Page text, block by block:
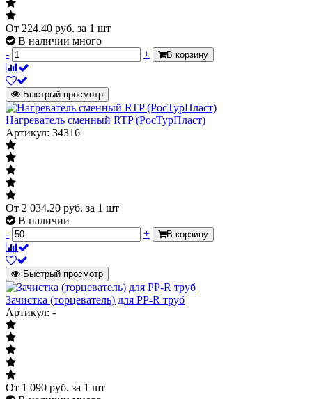
От 224.40 руб. за 1 шт
В наличии много
-
+ В корзину
Быстрый просмотр
Нагреватель сменный RTP (РосТурПласт)
Артикул: 34316
От 2 034.20 руб. за 1 шт
В наличии
-
+ В корзину
Быстрый просмотр
Зачистка (торцеватель) для PP-R труб
Артикул: -
От 1 090 руб. за 1 шт